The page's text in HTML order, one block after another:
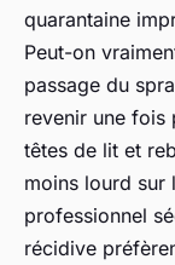
quarantaine
Peut-on
passage du
revenir une fois
têtes de lit et
moins lourd sur
professionnel
récidive